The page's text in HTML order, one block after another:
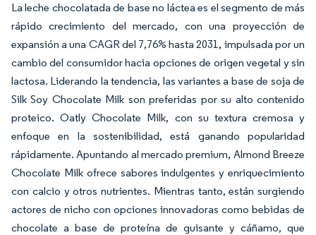
La leche chocolatada de base no láctea es el segmento de más
rápido crecimiento del mercado, con una proyección de
expansión a una CAGR del 7,76% hasta 2031, impulsada por un
cambio del consumidor hacia opciones de origen vegetal y sin
lactosa. Liderando la tendencia, las variantes a base de soja de
Silk Soy Chocolate Milk son preferidas por su alto contenido
proteico. Oatly Chocolate Milk, con su textura cremosa y
enfoque en la sostenibilidad, está ganando popularidad
rápidamente. Apuntando al mercado premium, Almond Breeze
Chocolate Milk ofrece sabores indulgentes y enriquecimiento
con calcio y otros nutrientes. Mientras tanto, están surgiendo
actores de nicho con opciones innovadoras como bebidas de
chocolate a base de proteína de guisante y cáñamo, que